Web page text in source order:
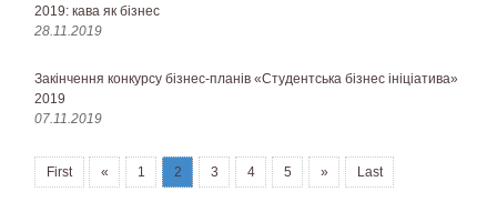
2019: кава як бізнес
28.11.2019
Закінчення конкурсу бізнес-планів «Студентська бізнес ініціатива»
2019
07.11.2019
First « 1 2 3 4 5 » Last